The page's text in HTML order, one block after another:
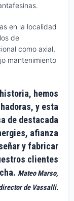
en la localidad
de
como axial,
mantenimiento
hemos
y esta
de destacada
afianza
y fabricar
clientes
Mateo Marso,
de Vassalli.